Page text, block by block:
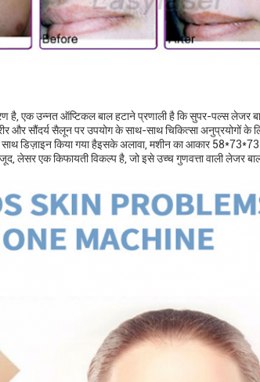
है, एक उन्नत ऑप्टिकल बाल हटाने प्रणाली है कि सुपर-पल्स लेजर
और सौंदर्य सैलून पर उपयोग के साथ-साथ चिकित्सा अनुप्रयोगों के
किया गया हैइसके अलावा, मशीन का आकार 58*73*73
लेसर एक किफायती विकल्प है, जो इसे उच्च गुणवत्ता वाली लेजर